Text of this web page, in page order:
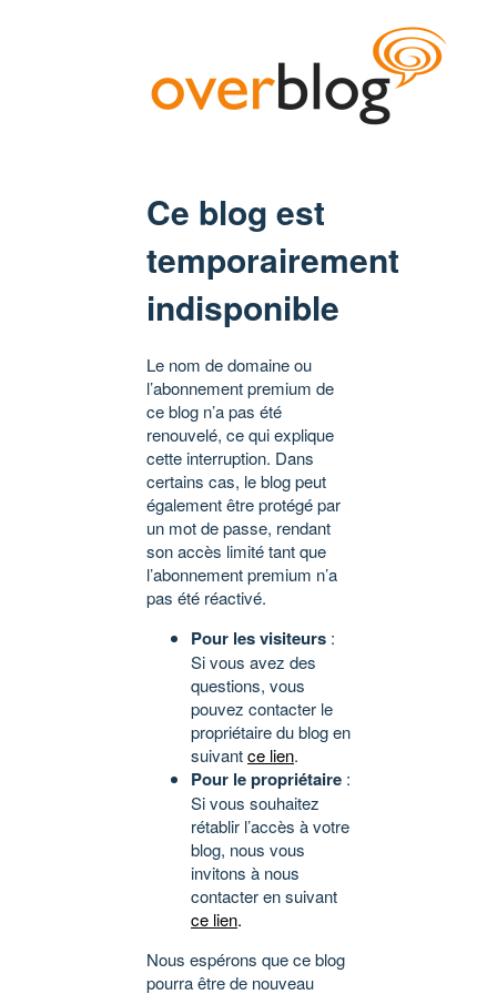
Ce blog est
temporairement
indisponible
Le nom de domaine ou
l’abonnement premium de
ce blog n’a pas été
renouvelé, ce qui explique
cette interruption. Dans
certains cas, le blog peut
également être protégé par
un mot de passe, rendant
son accès limité tant que
l’abonnement premium n’a
pas été réactivé.
Pour les visiteurs :
Si vous avez des
questions, vous
pouvez contacter le
propriétaire du blog en
suivantce lien.
Pour le propriétaire :
Si vous souhaitez
rétablir l’accès à votre
blog, nous vous
invitons à nous
contacter en suivant
ce lien.
Nous espérons que ce blog
pourra être de nouveau